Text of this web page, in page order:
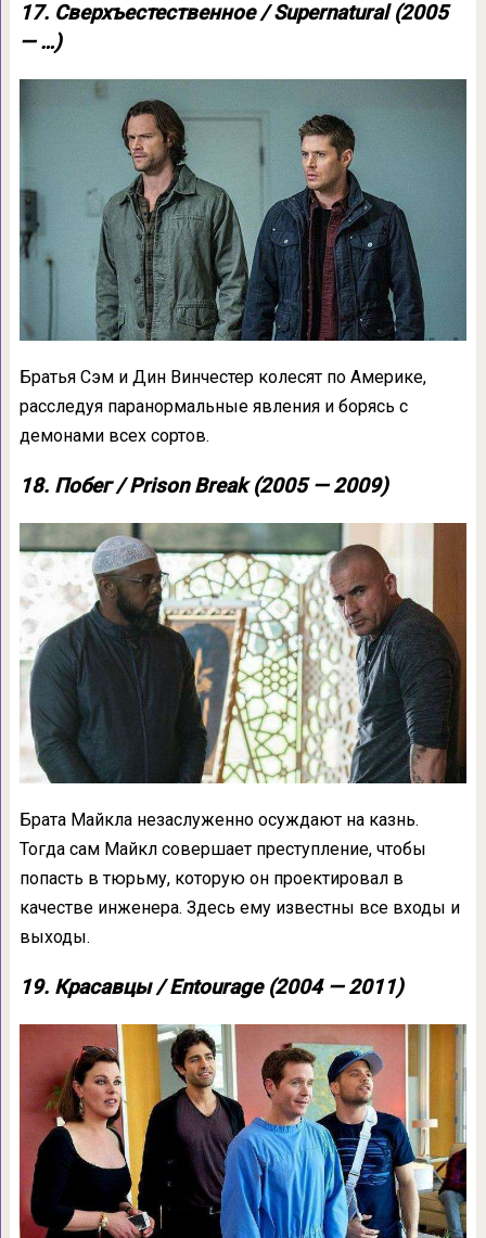
17. Сверхъестественное / Supernatural (2005
— …)
Братья Сэм и Дин Винчестер колесят по Америке,
расследуя паранормальные явления и борясь с
демонами всех сортов.
18. Побег / Prison Break (2005 — 2009)
Брата Майкла незаслуженно осуждают на казнь.
Тогда сам Майкл совершает преступление, чтобы
попасть в тюрьму, которую он проектировал в
качестве инженера. Здесь ему известны все входы и
выходы.
19. Красавцы / Entourage (2004 — 2011)